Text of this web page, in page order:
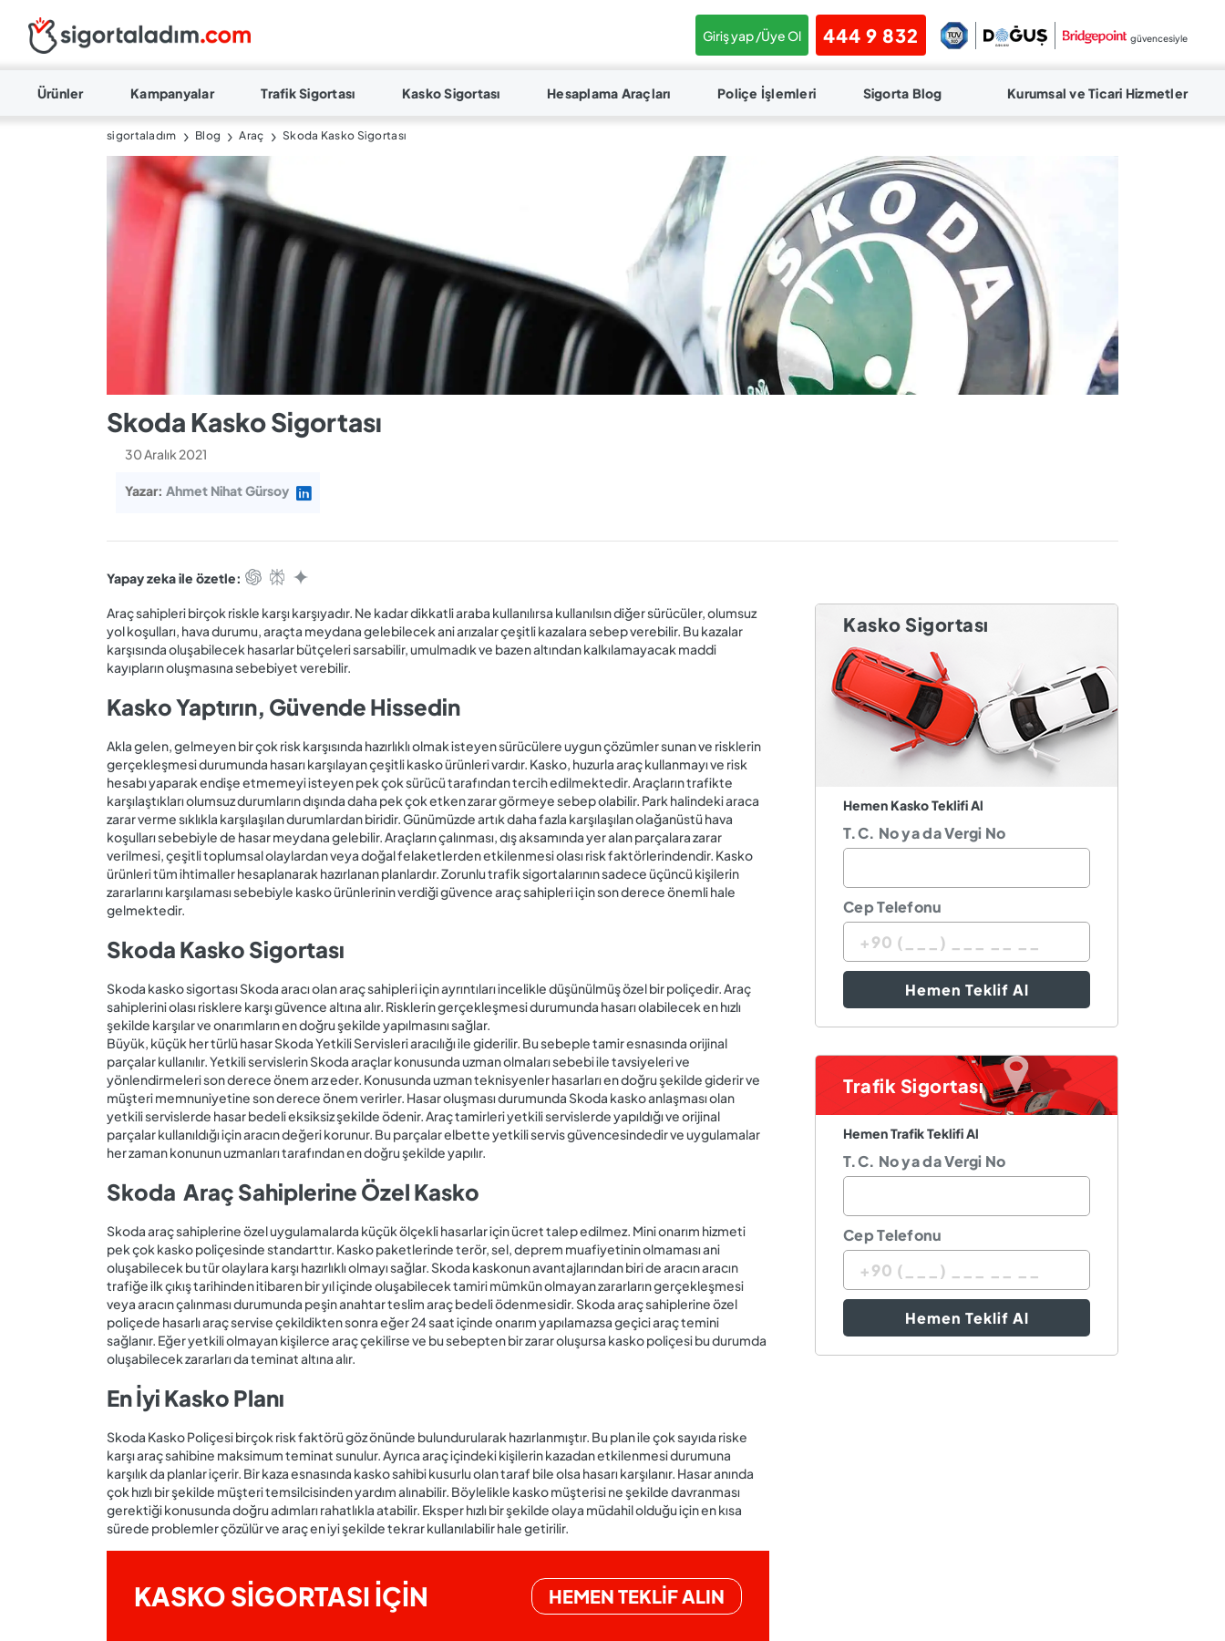
Giriş yap /Üye Ol 444 9 832 güvencesiyle
Ürünler Kampanyalar Trafik Sigortası Kasko Sigortası Hesaplama Araçları Poliçe İşlemleri Sigorta Blog Kurumsal ve Ticari Hizmetler
sigortaladım Blog Araç Skoda Kasko Sigortası
Skoda Kasko Sigortası
30 Aralık 2021
Yazar: Ahmet Nihat Gürsoy
Yapay zeka ile özetle:
Araç sahipleri birçok riskle karşı karşıyadır. Ne kadar dikkatli araba kullanılırsa kullanılsın diğer sürücüler, olumsuz
yol koşulları, hava durumu, araçta meydana gelebilecek ani arızalar çeşitli kazalara sebep verebilir. Bu kazalar
karşısında oluşabilecek hasarlar bütçeleri sarsabilir, umulmadık ve bazen altından kalkılamayacak maddi
kayıpların oluşmasına sebebiyet verebilir.
Kasko Yaptırın, Güvende Hissedin
Akla gelen, gelmeyen bir çok risk karşısında hazırlıklı olmak isteyen sürücülere uygun çözümler sunan ve risklerin
gerçekleşmesi durumunda hasarı karşılayan çeşitli kasko ürünleri vardır. Kasko, huzurla araç kullanmayı ve risk
hesabı yaparak endişe etmemeyi isteyen pek çok sürücü tarafından tercih edilmektedir. Araçların trafikte
karşılaştıkları olumsuz durumların dışında daha pek çok etken zarar görmeye sebep olabilir. Park halindeki araca
zarar verme sıklıkla karşılaşılan durumlardan biridir. Günümüzde artık daha fazla karşılaşılan olağanüstü hava
koşulları sebebiyle de hasar meydana gelebilir. Araçların çalınması, dış aksamında yer alan parçalara zarar
verilmesi, çeşitli toplumsal olaylardan veya doğal felaketlerden etkilenmesi olası risk faktörlerindendir. Kasko
ürünleri tüm ihtimaller hesaplanarak hazırlanan planlardır. Zorunlu trafik sigortalarının sadece üçüncü kişilerin
zararlarını karşılaması sebebiyle kasko ürünlerinin verdiği güvence araç sahipleri için son derece önemli hale
gelmektedir.
Skoda Kasko Sigortası
Skoda kasko sigortası Skoda aracı olan araç sahipleri için ayrıntıları incelikle düşünülmüş özel bir poliçedir. Araç
sahiplerini olası risklere karşı güvence altına alır. Risklerin gerçekleşmesi durumunda hasarı olabilecek en hızlı
şekilde karşılar ve onarımların en doğru şekilde yapılmasını sağlar.
Büyük, küçük her türlü hasar Skoda Yetkili Servisleri aracılığı ile giderilir. Bu sebeple tamir esnasında orijinal
parçalar kullanılır. Yetkili servislerin Skoda araçlar konusunda uzman olmaları sebebi ile tavsiyeleri ve
yönlendirmeleri son derece önem arz eder. Konusunda uzman teknisyenler hasarları en doğru şekilde giderir ve
müşteri memnuniyetine son derece önem verirler. Hasar oluşması durumunda Skoda kasko anlaşması olan
yetkili servislerde hasar bedeli eksiksiz şekilde ödenir. Araç tamirleri yetkili servislerde yapıldığı ve orijinal
parçalar kullanıldığı için aracın değeri korunur. Bu parçalar elbette yetkili servis güvencesindedir ve uygulamalar
her zaman konunun uzmanları tarafından en doğru şekilde yapılır.
Skoda Araç Sahiplerine Özel Kasko
Skoda araç sahiplerine özel uygulamalarda küçük ölçekli hasarlar için ücret talep edilmez. Mini onarım hizmeti
pek çok kasko poliçesinde standarttır. Kasko paketlerinde terör, sel, deprem muafiyetinin olmaması ani
oluşabilecek bu tür olaylara karşı hazırlıklı olmayı sağlar. Skoda kaskonun avantajlarından biri de aracın aracın
trafiğe ilk çıkış tarihinden itibaren bir yıl içinde oluşabilecek tamiri mümkün olmayan zararların gerçekleşmesi
veya aracın çalınması durumunda peşin anahtar teslim araç bedeli ödenmesidir. Skoda araç sahiplerine özel
poliçede hasarlı araç servise çekildikten sonra eğer 24 saat içinde onarım yapılamazsa geçici araç temini
sağlanır. Eğer yetkili olmayan kişilerce araç çekilirse ve bu sebepten bir zarar oluşursa kasko poliçesi bu durumda
oluşabilecek zararları da teminat altına alır.
En İyi Kasko Planı
Skoda Kasko Poliçesi birçok risk faktörü göz önünde bulundurularak hazırlanmıştır. Bu plan ile çok sayıda riske
karşı araç sahibine maksimum teminat sunulur. Ayrıca araç içindeki kişilerin kazadan etkilenmesi durumuna
karşılık da planlar içerir. Bir kaza esnasında kasko sahibi kusurlu olan taraf bile olsa hasarı karşılanır. Hasar anında
çok hızlı bir şekilde müşteri temsilcisinden yardım alınabilir. Böylelikle kasko müşterisi ne şekilde davranması
gerektiği konusunda doğru adımları rahatlıkla atabilir. Eksper hızlı bir şekilde olaya müdahil olduğu için en kısa
sürede problemler çözülür ve araç en iyi şekilde tekrar kullanılabilir hale getirilir.
KASKO SİGORTASI İÇİN HEMEN TEKLİF ALIN
Kasko Sigortası
Hemen Kasko Teklifi Al
T.C. No ya da Vergi No
Cep Telefonu
Hemen Teklif Al
Trafik Sigortası
Hemen Trafik Teklifi Al
T.C. No ya da Vergi No
Cep Telefonu
Hemen Teklif Al